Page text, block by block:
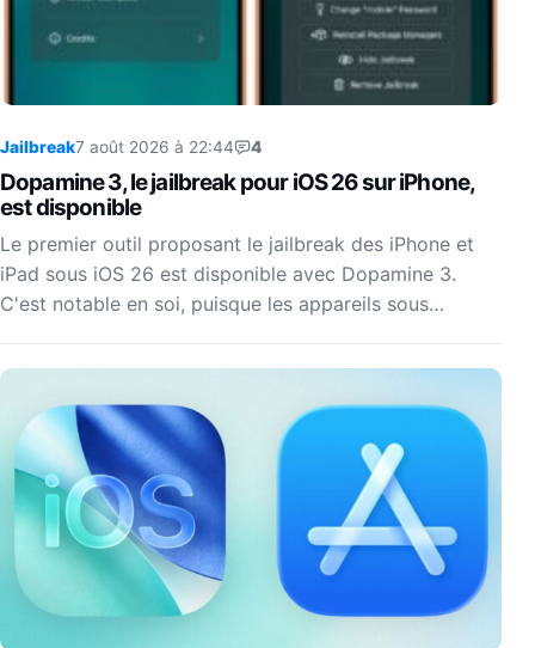
Jailbreak7 août 2026 à 22:44 4
Dopamine 3, le jailbreak pour iOS 26 sur iPhone,
est disponible
Le premier outil proposant le jailbreak des iPhone et
iPad sous iOS 26 est disponible avec Dopamine 3.
C'est notable en soi, puisque les appareils sous…